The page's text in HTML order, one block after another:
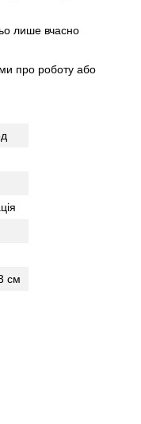
лише вчасно
про роботу або
см